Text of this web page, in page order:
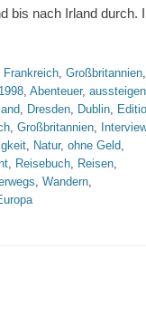
bis nach Irland durch.
Frankreich, Großbritannien,
1998, Abenteuer, aussteigen
, Dresden, Dublin,
, Großbritannien, Interview
, Natur, ohne Geld,
, Reisebuch, Reisen,
, Wandern,